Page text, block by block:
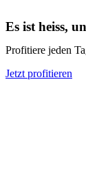
Es ist heiss,
Profitiere jeden
Jetzt profitieren